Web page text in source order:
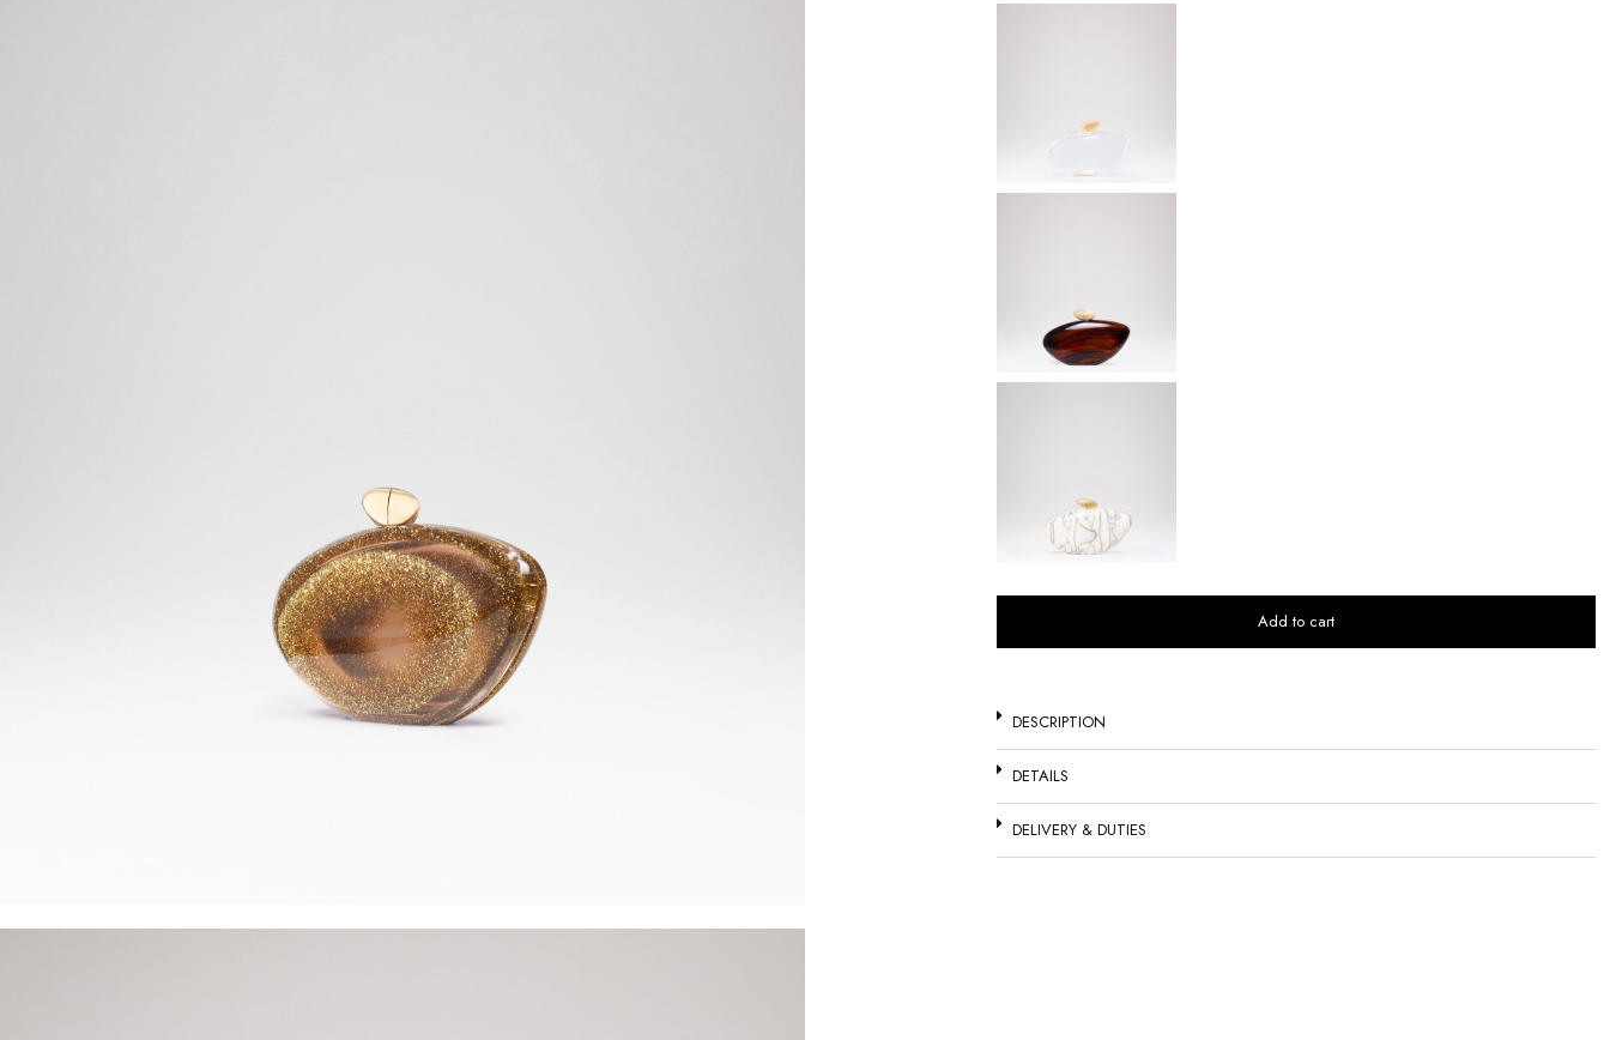
Add to cart
DESCRIPTION
DETAILS
DELIVERY & DUTIES